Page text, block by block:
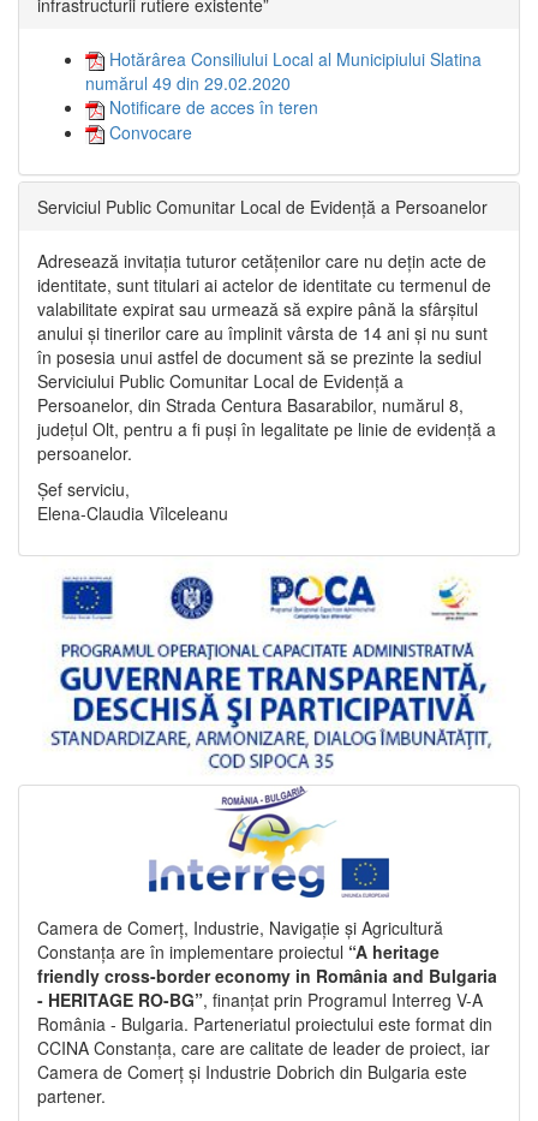
Hotărârea Consiliului Local al Municipiului Slatina
numărul 49 din 29.02.2020
Notificare de acces în teren
Convocare
Serviciul Public Comunitar Local de Evidență a Persoanelor
Adresează invitația tuturor cetățenilor care nu dețin acte de
identitate, sunt titulari ai actelor de identitate cu termenul de
valabilitate expirat sau urmează să expire până la sfârșitul
anului și tinerilor care au împlinit vârsta de 14 ani și nu sunt
în posesia unui astfel de document să se prezinte la sediul
Serviciului Public Comunitar Local de Evidență a
Persoanelor, din Strada Centura Basarabilor, numărul 8,
județul Olt, pentru a fi puși în legalitate pe linie de evidență a
persoanelor.
Șef serviciu,
Elena-Claudia Vîlceleanu
Camera de Comerț, Industrie, Navigație și Agricultură
Constanța are în implementare proiectul “A heritage
friendly cross-border economy in România and Bulgaria
- HERITAGE RO-BG”, finanțat prin Programul Interreg V-A
România - Bulgaria. Parteneriatul proiectului este format din
CCINA Constanța, care are calitate de leader de proiect, iar
Camera de Comerț și Industrie Dobrich din Bulgaria este
partener.